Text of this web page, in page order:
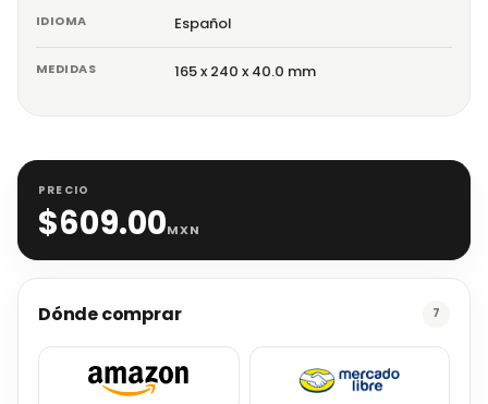
IDIOMA Español
MEDIDAS 165 x 240 x 40.0 mm
PRECIO
$609.00MXN
Dónde comprar 7